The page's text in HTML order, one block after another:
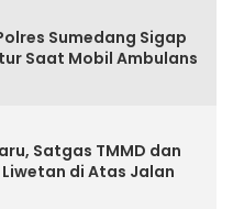
Sumedang Sigap
Saat Mobil Ambulans
Satgas TMMD dan
di Atas Jalan